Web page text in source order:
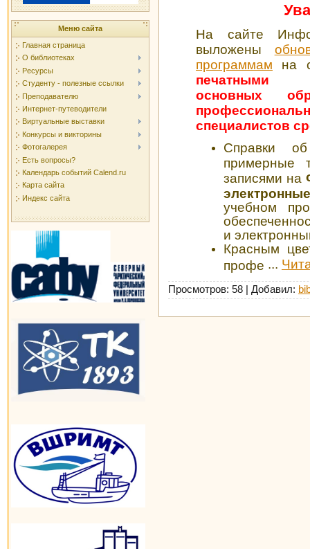
Меню сайта
Главная страница
О библиотеках
Ресурсы
Студенту - полезные ссылки
Преподавателю
Интернет-путеводители
Виртуальные выставки
Конкурсы и викторины
Фотогалерея
Есть вопросы?
Календарь событий Calend.ru
Карта сайта
Индекс сайта
На сайте
выложены
программам на
печатными
основных
специалистов
Справки об
примерные
записями на
учебном
и
Красным
профе ...
Просмотров: 58 | Добавил: